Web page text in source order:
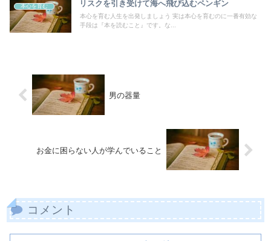
本心を育む リスクを引き受けて海へ飛び込むペンギン
本心を育む人生を出発しましょう 実は本心を育むのに一番有効な
手段は『本を読むこと』です。な...
男の器量
お金に困らない人が学んでいること
コメント